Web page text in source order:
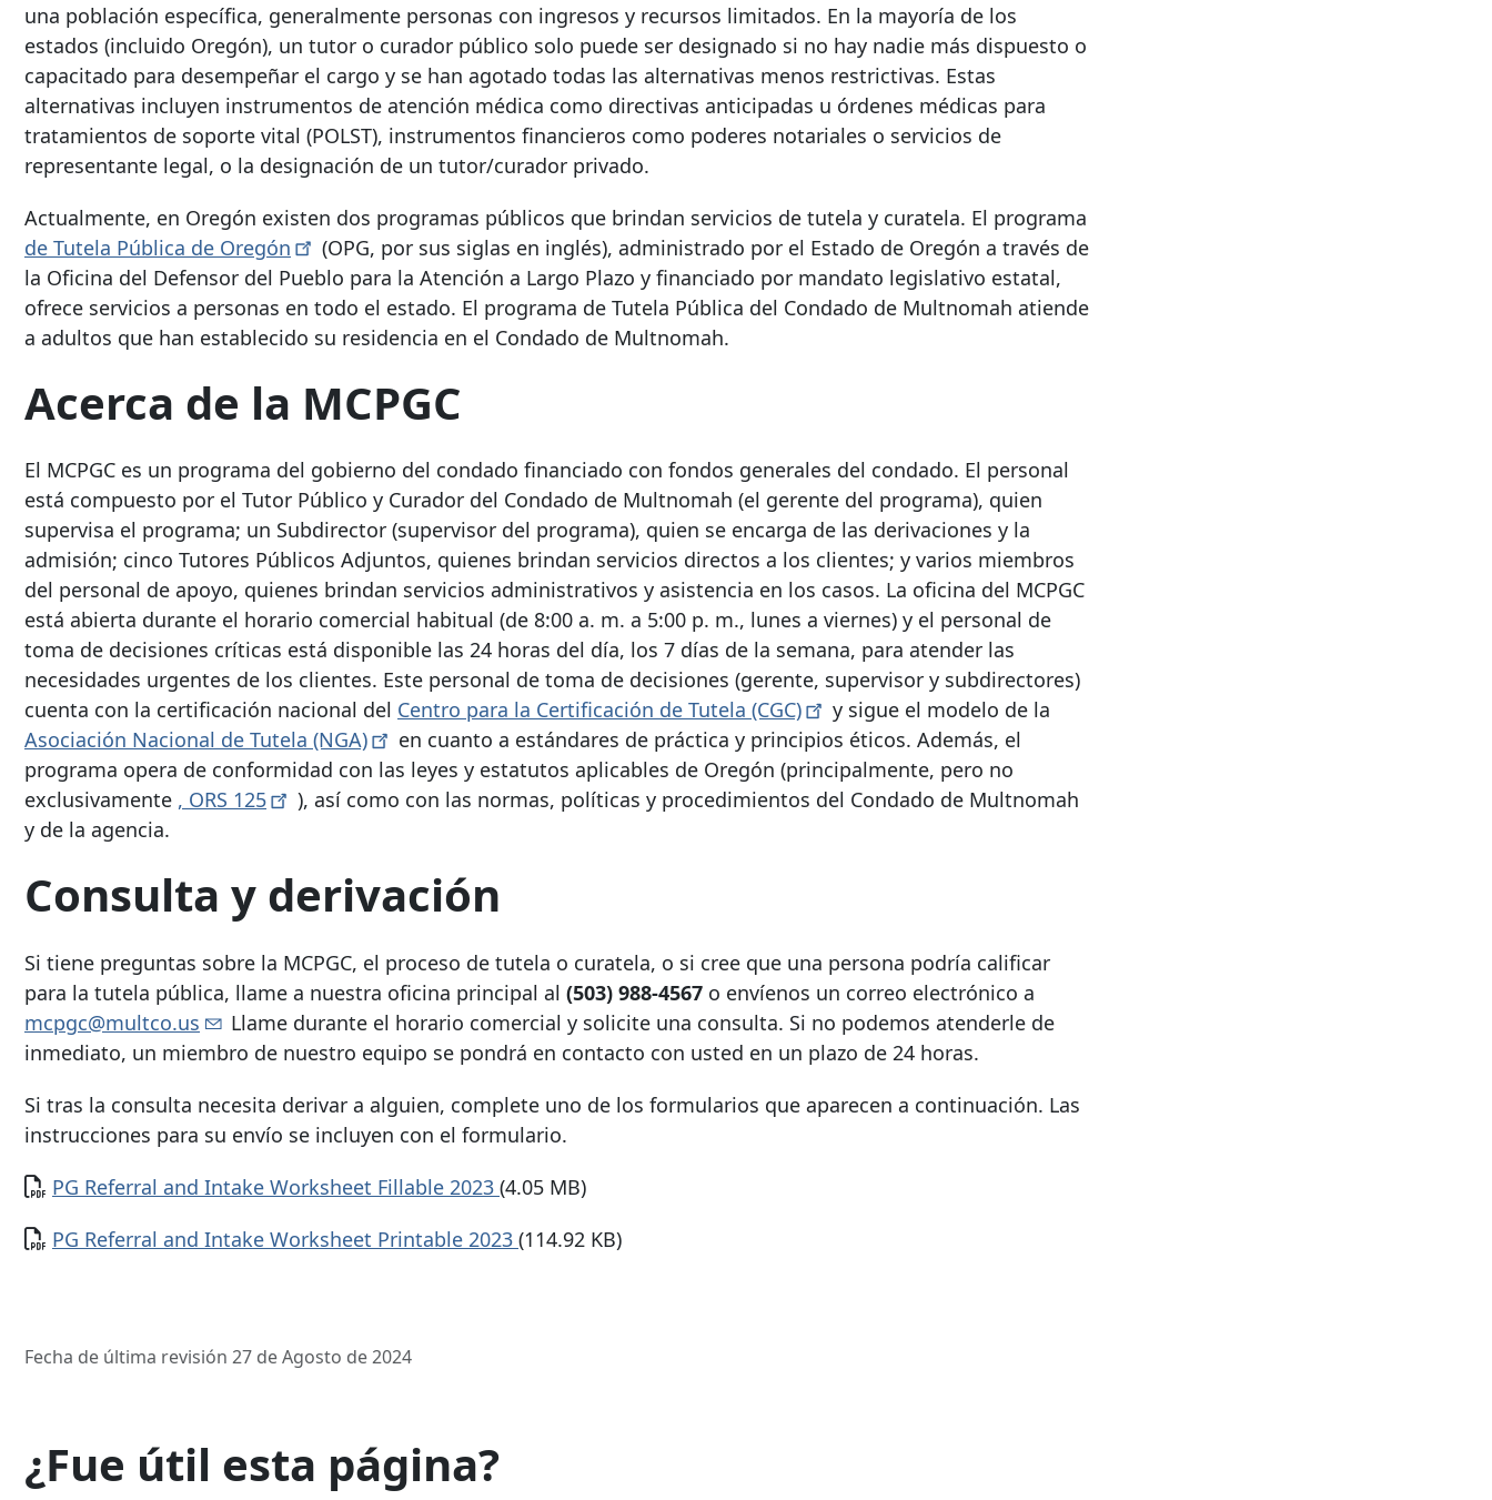
una población específica, generalmente personas con ingresos y recursos limitados. En la mayoría de los
estados (incluido Oregón), un tutor o curador público solo puede ser designado si no hay nadie más dispuesto o
capacitado para desempeñar el cargo y se han agotado todas las alternativas menos restrictivas. Estas
alternativas incluyen instrumentos de atención médica como directivas anticipadas u órdenes médicas para
tratamientos de soporte vital (POLST), instrumentos financieros como poderes notariales o servicios de
representante legal, o la designación de un tutor/curador privado.
Actualmente, en Oregón existen dos programas públicos que brindan servicios de tutela y curatela. El programa
de Tutela Pública de Oregón
(OPG, por sus siglas en inglés), administrado por el Estado de Oregón a través de
la Oficina del Defensor del Pueblo para la Atención a Largo Plazo y financiado por mandato legislativo estatal,
ofrece servicios a personas en todo el estado. El programa de Tutela Pública del Condado de Multnomah atiende
a adultos que han establecido su residencia en el Condado de Multnomah.
Acerca de la MCPGC
El MCPGC es un programa del gobierno del condado financiado con fondos generales del condado. El personal
está compuesto por el Tutor Público y Curador del Condado de Multnomah (el gerente del programa), quien
supervisa el programa; un Subdirector (supervisor del programa), quien se encarga de las derivaciones y la
admisión; cinco Tutores Públicos Adjuntos, quienes brindan servicios directos a los clientes; y varios miembros
del personal de apoyo, quienes brindan servicios administrativos y asistencia en los casos. La oficina del MCPGC
está abierta durante el horario comercial habitual (de 8:00 a. m. a 5:00 p. m., lunes a viernes) y el personal de
toma de decisiones críticas está disponible las 24 horas del día, los 7 días de la semana, para atender las
necesidades urgentes de los clientes. Este personal de toma de decisiones (gerente, supervisor y subdirectores)
cuenta con la certificación nacional del Centro para la Certificación de Tutela (CGC)
y sigue el modelo de la
Asociación Nacional de Tutela (NGA)
en cuanto a estándares de práctica y principios éticos. Además, el
programa opera de conformidad con las leyes y estatutos aplicables de Oregón (principalmente, pero no
exclusivamente , ORS 125
), así como con las normas, políticas y procedimientos del Condado de Multnomah
y de la agencia.
Consulta y derivación
Si tiene preguntas sobre la MCPGC, el proceso de tutela o curatela, o si cree que una persona podría calificar
para la tutela pública, llame a nuestra oficina principal al (503) 988-4567 o envíenos un correo electrónico a
mcpgc@multco.us
Llame durante el horario comercial y solicite una consulta. Si no podemos atenderle de
inmediato, un miembro de nuestro equipo se pondrá en contacto con usted en un plazo de 24 horas.
Si tras la consulta necesita derivar a alguien, complete uno de los formularios que aparecen a continuación. Las
instrucciones para su envío se incluyen con el formulario.
Documento
PG Referral and Intake Worksheet Fillable 2023 (4.05 MB)
Documento
PG Referral and Intake Worksheet Printable 2023 (114.92 KB)
Fecha de última revisión 27 de Agosto de 2024
¿Fue útil esta página?